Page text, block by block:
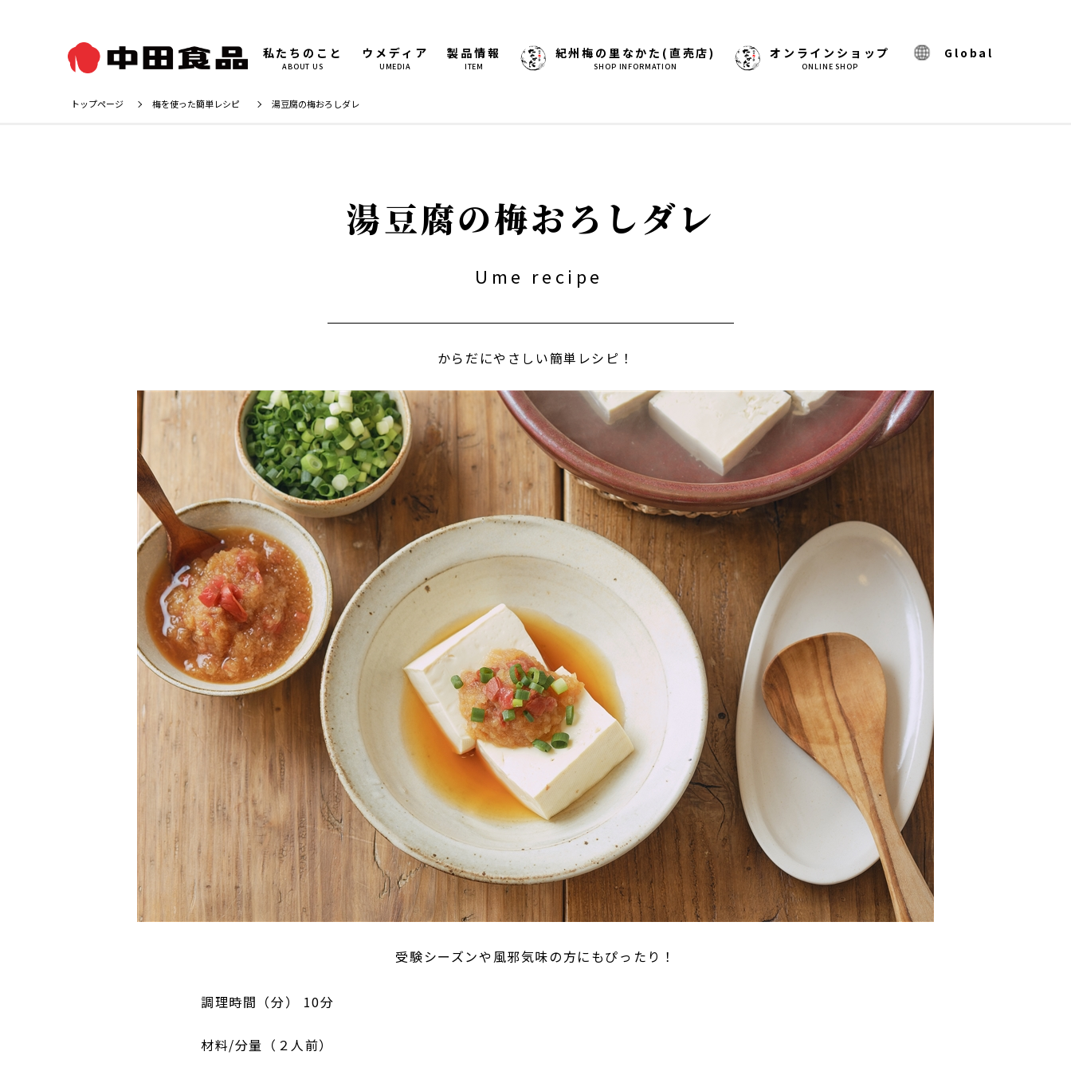
私たちのこと
ABOUT US
ウメディア
UMEDIA
製品情報
ITEM
紀州梅の里なかた(直売店)
SHOP INFORMATION
オンラインショップ
ONLINE SHOP
Global
トップページ 梅を使った簡単レシピ 湯豆腐の梅おろしダレ
湯豆腐の梅おろしダレ
Ume recipe
からだにやさしい簡単レシピ！
受験シーズンや風邪気味の方にもぴったり！
調理時間（分） 10分
材料/分量（２人前）